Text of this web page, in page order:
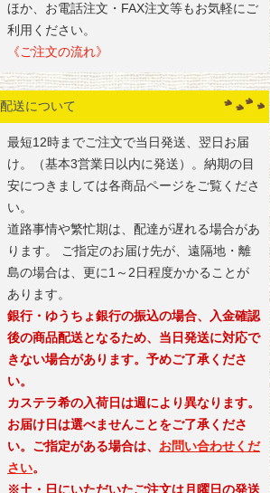
ほか、お電話注文・FAX注文等もお気軽にご
利用ください。
《ご注文の流れ》
配送について
最短12時までご注文で当日発送、翌日お届
け。（基本3営業日以内に発送）。納期の目
安につきましては各商品ページをご覧くださ
い。
道路事情や繁忙期は、配達が遅れる場合があ
ります。 ご指定のお届け先が、遠隔地・離
島の場合は、更に1～2日程度かかることが
あります。
銀行・ゆうちょ銀行の振込の場合、入金確認
後の商品配送となるため、当日発送に対応で
きない場合があります。予めご了承くださ
い。
カステラ希の入荷日は週により異なります。
お届け日は選べませんことをご了承くださ
い。ご指定がある場合は、 お問い合わせくだ
さい。
※土・日にいただいたご注文は月曜日の発送